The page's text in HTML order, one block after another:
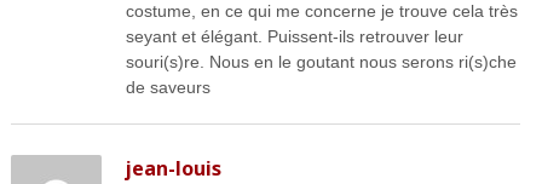
costume, en ce qui me concerne je trouve cela très
seyant et élégant. Puissent-ils retrouver leur
souri(s)re. Nous en le goutant nous serons ri(s)che
de saveurs
jean-louis